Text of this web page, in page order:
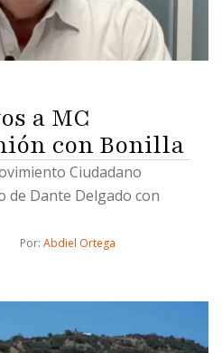
a MC
con Bonilla
Ciudadano
de Dante Delgado con
Por: Abdiel Ortega